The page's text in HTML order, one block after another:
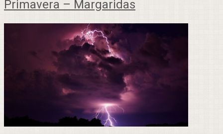
Primavera – Margaridas